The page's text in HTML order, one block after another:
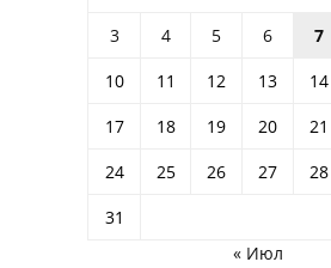
3
4 5 6 7
10
11 12 13 14
17
18 19 20 21
24
25 26 27 28
31
« Июл